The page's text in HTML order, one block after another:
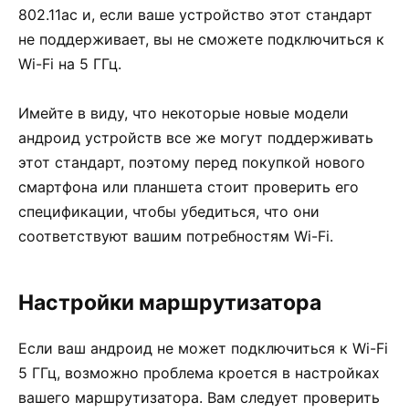
802.11ac и, если ваше устройство этот стандарт
не поддерживает, вы не сможете подключиться к
Wi-Fi на 5 ГГц.
Имейте в виду, что некоторые новые модели
андроид устройств все же могут поддерживать
этот стандарт, поэтому перед покупкой нового
смартфона или планшета стоит проверить его
спецификации, чтобы убедиться, что они
соответствуют вашим потребностям Wi-Fi.
Настройки маршрутизатора
Если ваш андроид не может подключиться к Wi-Fi
5 ГГц, возможно проблема кроется в настройках
вашего маршрутизатора. Вам следует проверить